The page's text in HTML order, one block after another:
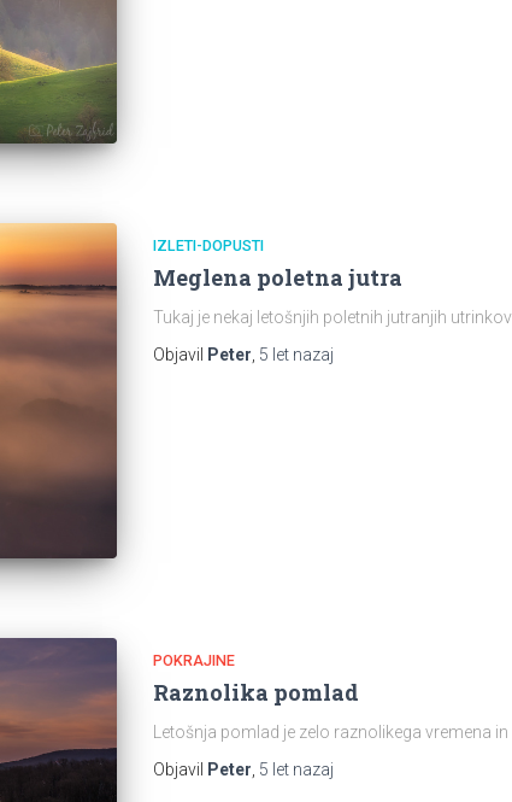
IZLETI-DOPUSTI
Meglena poletna jutra
Tukaj je nekaj letošnjih poletnih jutranjih
Objavil
Peter 5 letnazaj
POKRAJINE
Raznolika pomlad
Letošnja pomlad je zelo raznolikega
Objavil
Peter 5 letnazaj